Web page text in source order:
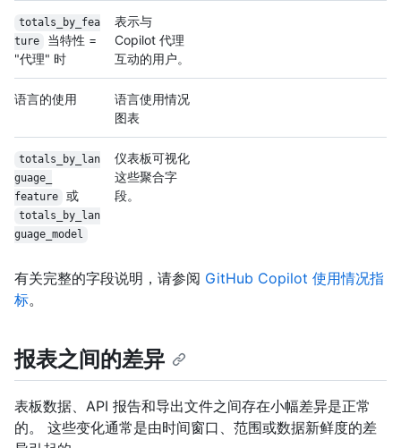
totals_by_fea
ture
当特性 =
"代理" 时
表示与
Copilot 代理
互动的用户。
语言的使用
语言使用情况
图表
totals_by_lan
guage_
feature
或
totals_by_lan
guage_ model
仪表板可视化
这些聚合字
段。
有关完整的字段说明，请参阅 GitHub Copilot 使用情况指
标。
报表之间的差异
表板数据、API 报告和导出文件之间存在小幅差异是正常
的。 这些变化通常是由时间窗口、范围或数据新鲜度的差